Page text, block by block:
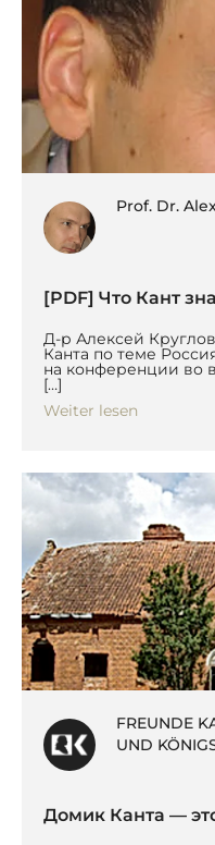
Prof. Dr.
[PDF] Что Кант
Д-р Алексей
Канта по теме
на конференции во
[…]
Weiter lesen
FREUNDE
UND
Домик Канта —